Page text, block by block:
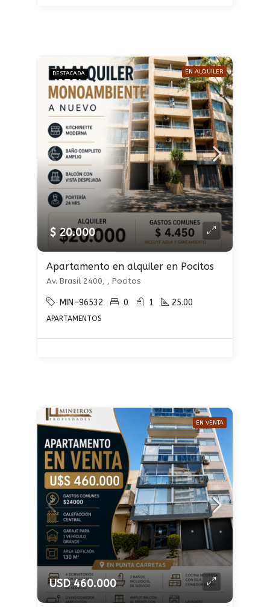
DESTACADA EN ALQUILER
$ 20.000
Apartamento en alquiler en Pocitos
Av. Brasil 2400, , Pocitos
MIN-96532 0 1 25.00
APARTAMENTOS
EN VENTA
USD 460.000